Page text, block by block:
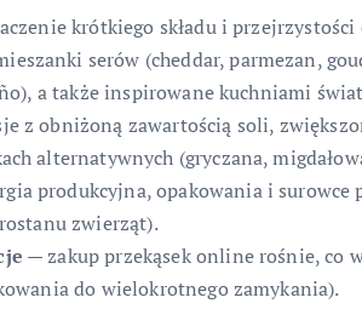
krótkiego składu i
serów (cheddar, parmezan,
a także inspirowane kuchniami
z obniżoną zawartością soli,
alternatywnych (gryczana,
produkcyjna, opakowania i surowce
zwierząt).
— zakup przekąsek online rośnie, co
do wielokrotnego zamykania).